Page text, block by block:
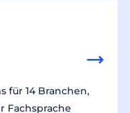
für 14 Branchen,
Fachsprache